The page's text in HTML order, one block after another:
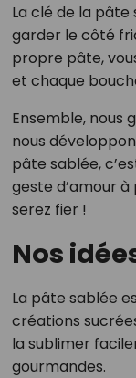
La clé de la
garder le côté
propre pâte,
et chaque
Ensemble, nous
nous
pâte sablée,
geste d’amour
serez fier !
Nos
La pâte sablée
créations
la sublimer
gourmandes.